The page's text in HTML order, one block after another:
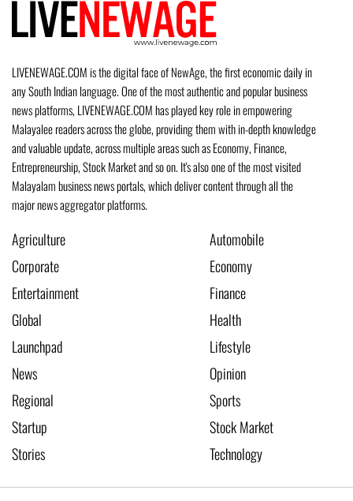
LIVENEWAGE.COM is the digital face of NewAge, the first economic daily in
any South Indian language. One of the most authentic and popular business
news platforms, LIVENEWAGE.COM has played key role in empowering
Malayalee readers across the globe, providing them with in-depth knowledge
and valuable update, across multiple areas such as Economy, Finance,
Entrepreneurship, Stock Market and so on. It's also one of the most visited
Malayalam business news portals, which deliver content through all the
major news aggregator platforms.
Agriculture
Automobile
Corporate
Economy
Entertainment
Finance
Global
Health
Launchpad
Lifestyle
News
Opinion
Regional
Sports
Startup
Stock Market
Stories
Technology